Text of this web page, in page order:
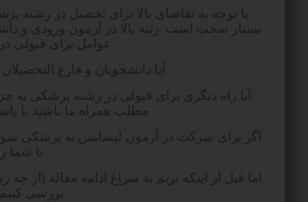
با توجه به تقاضای بالا برای تحصیل در رشته
بسیار سخت است. رتبه بالا در آزمون ورودی و
عوامل برای قبولی
آیا دانشجویان و فارغ
آیا راه دیگری برای قبولی در رشته پزشکی به
مطلب همراه ما باشید تا
اگر برای شرکت در آزمون لیسانس به پزشکی
تا شما
اما قبل از اینکه بریم به سراغ ادامه مقاله
بررسی